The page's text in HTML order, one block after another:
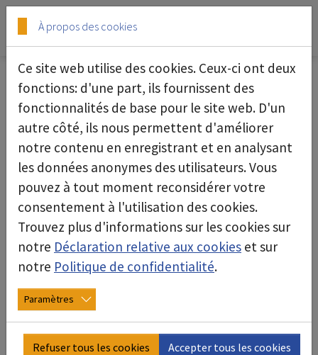
Skip to main content
Skip to page footer
Équipement
À propos des cookies
Ce site web utilise des cookies. Ceux-ci ont deux
fonctions: d'une part, ils fournissent des
fonctionnalités de base pour le site web. D'un
autre côté, ils nous permettent d'améliorer
notre contenu en enregistrant et en analysant
les données anonymes des utilisateurs. Vous
pouvez à tout moment reconsidérer votre
consentement à l'utilisation des cookies.
Trouvez plus d'informations sur les cookies sur
notre Déclaration relative aux cookies et sur
notre Politique de confidentialité.
Paramètres
Refuser tous les cookies Accepter tous les cookies